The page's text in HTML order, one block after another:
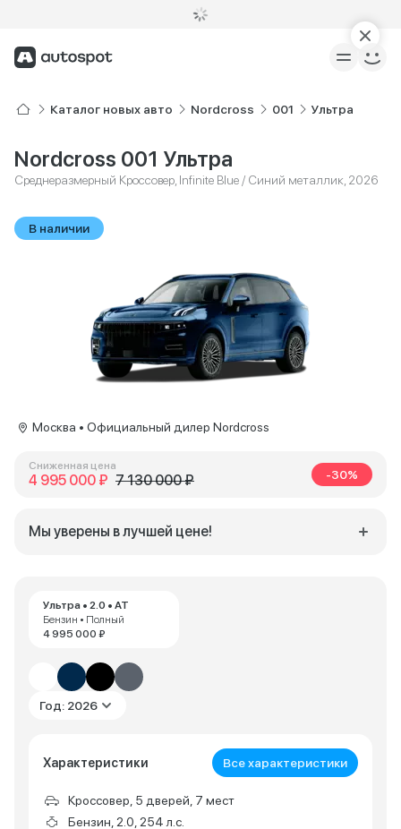
Каталог новых авто Nordcross 001 Ультра
Nordcross 001 Ультра
Среднеразмерный Кроссовер, Infinite Blue / Синий металлик, 2026
В наличии
Ультра • 2.0 • AT
Бензин • Полный
4 995 000 ₽
Год: 2026
Характеристики Все характеристики
Кроссовер, 5 дверей, 7 мест
Бензин, 2.0, 254 л.с.
Москва • Официальный дилер Nordcross
Сниженная цена
4 995 000 ₽ 7 130 000 ₽ -30%
Мы уверены в лучшей цене!